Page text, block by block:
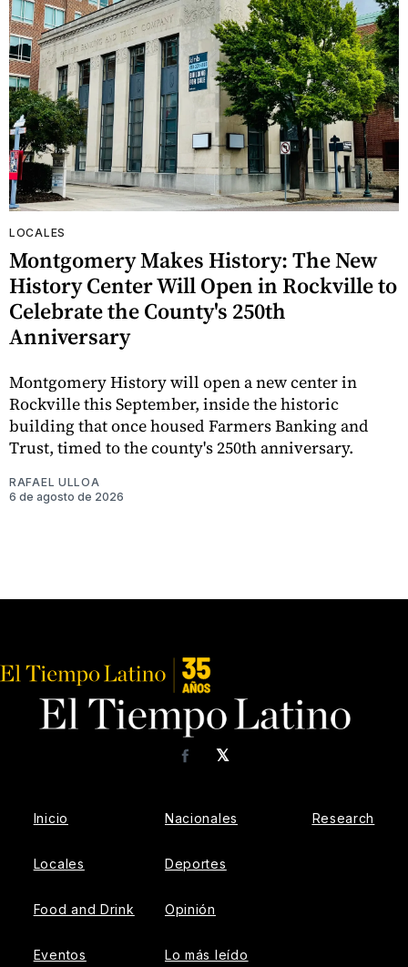
LOCALES
Montgomery Makes History: The New
History Center Will Open in Rockville to
Celebrate the County's 250th
Anniversary
Montgomery History will open a new center in
Rockville this September, inside the historic
building that once housed Farmers Banking and
Trust, timed to the county's 250th anniversary.
RAFAEL ULLOA
6 de agosto de 2026
𝕏
Facebook
Inicio
Locales
Food and Drink
Eventos
Nacionales
Deportes
Opinión
Lo más leído
Research